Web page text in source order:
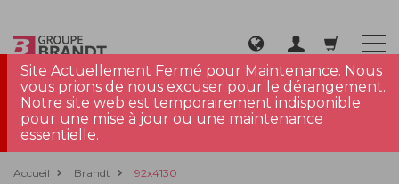
Site Actuellement Fermé pour Maintenance. Nous
vous prions de nous excuser pour le dérangement.
Notre site web est temporairement indisponible
pour une mise à jour ou une maintenance
essentielle.
Accueil Brandt 92x4130